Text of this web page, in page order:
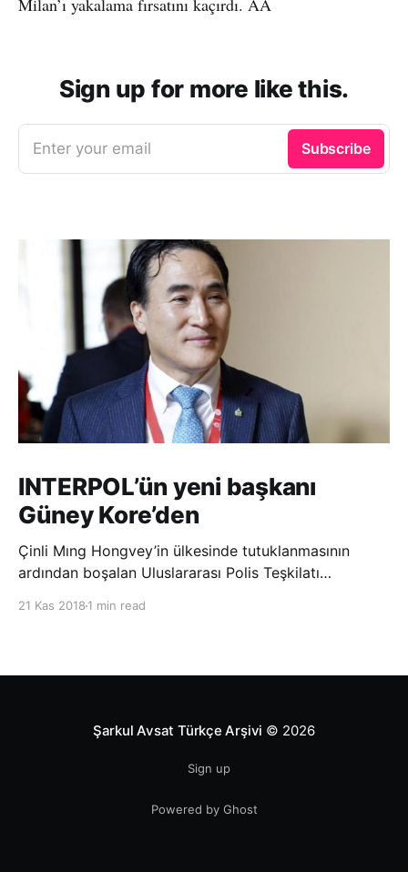
Milan’ı yakalama fırsatını kaçırdı. AA
Sign up for more like this.
Enter your email Subscribe
INTERPOL’ün yeni başkanı
Güney Kore’den
Çinli Mıng Hongvey’in ülkesinde tutuklanmasının
ardından boşalan Uluslararası Polis Teşkilatı
21 Kas 2018 1 min read
Şarkul Avsat Türkçe Arşivi © 2026
Sign up
Powered by Ghost